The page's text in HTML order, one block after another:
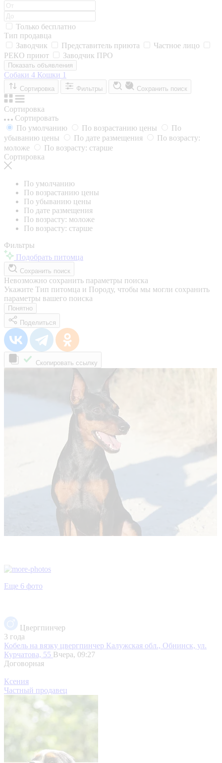
Только бесплатно
Тип продавца
Заводчик
Представитель приюта
Частное лицо
РЕКО приют
Заводчик ПРО
Показать объявления
Собаки 4 Кошки 1
Сортировка Фильтры Сохранить поиск
Сортировка
Сортировать
По умолчанию
По возрастанию цены
По
убыванию цены
По дате размещения
По возрасту:
моложе
По возрасту: старше
Сортировка
По умолчанию
По возрастанию цены
По убыванию цены
По дате размещения
По возрасту: моложе
По возрасту: старше
Фильтры
Подобрать питомца
Сохранить поиск
Невозможно сохранить параметры поиска
Укажите Тип питомца и Породу, чтобы мы могли сохранить
параметры вашего поиска
Понятно
Поделиться
Скопировать ссылку
Еще 6 фото
Цвергпинчер
3 года
Кобель на вязку цвергпинчер Калужская обл., Обнинск, ул.
Курчатова, 55 Вчера, 09:27
Договорная
Ксения
Частный продавец